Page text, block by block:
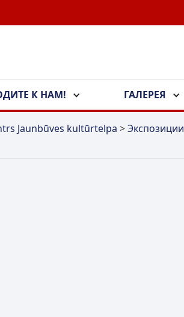
К НАМ! ГАЛЕРЕЯ
Jaunbūves kultūrtelpa >Экспозиции